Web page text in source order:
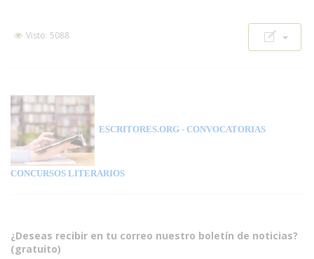
Visto: 5088
ESCRITORES.ORG - CONVOCATORIAS
CONCURSOS LITERARIOS
¿Deseas recibir en tu correo nuestro boletín de noticias?
(gratuito)